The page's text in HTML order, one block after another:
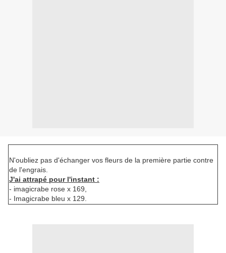
N'oubliez pas d'échanger vos fleurs de la première partie contre
de l'engrais.
J'ai attrapé pour l'instant :
- imagicrabe rose x 169,
- Imagicrabe bleu x 129.